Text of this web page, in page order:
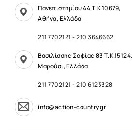
Πανεπιστημίου 44 Τ.Κ.10679,
Αθήνα, Ελλάδα
211 7702121 -210 3646662
Βασιλίσσης Σοφίας 83 Τ.Κ.15124,
Μαρούσι, Ελλάδα
211 7702121 -210 6123328
info@action-country.gr